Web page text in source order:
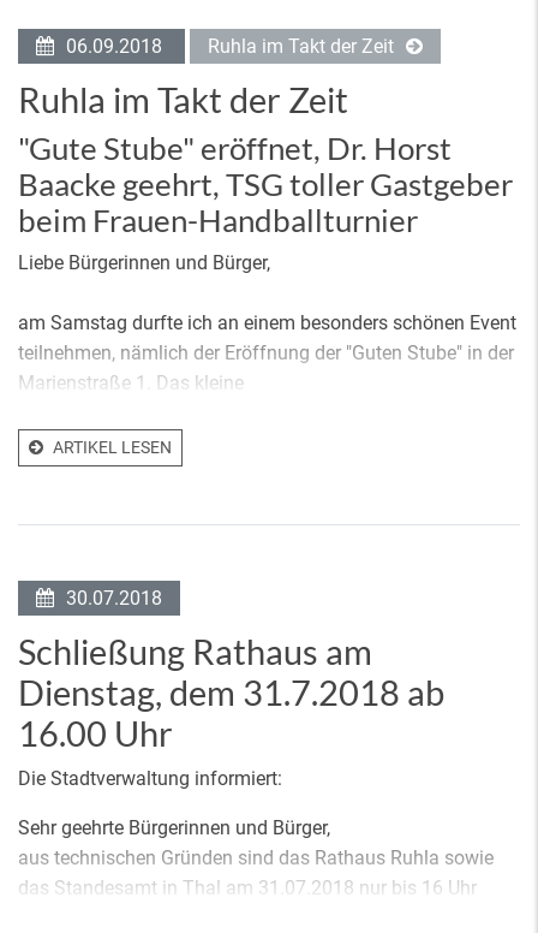
06.09.2018 Ruhla im Takt der Zeit
Ruhla im Takt der Zeit
"Gute Stube" eröffnet, Dr. Horst
Baacke geehrt, TSG toller Gastgeber
beim Frauen-Handballturnier
Liebe Bürgerinnen und Bürger,
am Samstag durfte ich an einem besonders schönen Event
teilnehmen, nämlich der Eröffnung der "Guten Stube" in der
Marienstraße 1. Das kleine
ARTIKEL LESEN
30.07.2018
Schließung Rathaus am
Dienstag, dem 31.7.2018 ab
16.00 Uhr
Die Stadtverwaltung informiert:
Sehr geehrte Bürgerinnen und Bürger,
aus technischen Gründen sind das Rathaus Ruhla sowie
das Standesamt in Thal am 31.07.2018 nur bis 16 Uhr